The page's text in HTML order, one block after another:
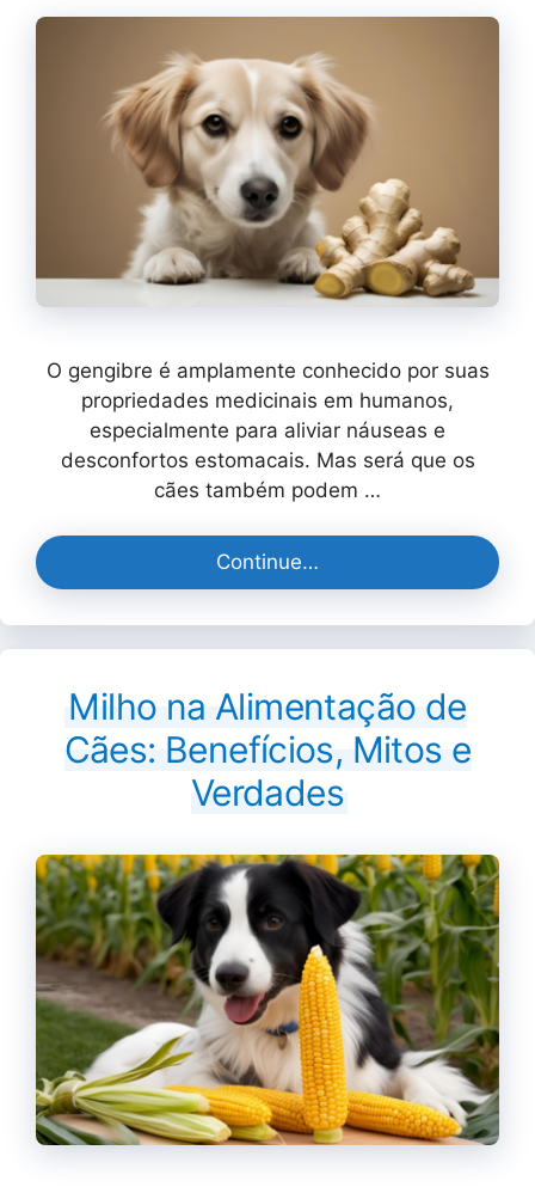
O gengibre é amplamente conhecido por suas
propriedades medicinais em humanos,
especialmente para aliviar náuseas e
desconfortos estomacais. Mas será que os
cães também podem …
Continue…
Milho na Alimentação de
Cães: Benefícios, Mitos e
Verdades